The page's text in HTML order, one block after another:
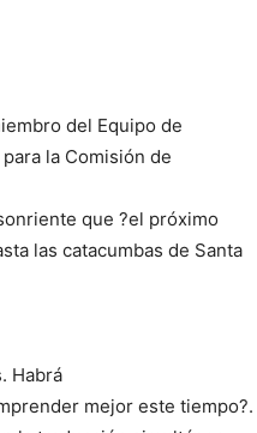
del Equipo de
la Comisión de
que ?el próximo
las catacumbas de Santa
Habrá
mejor este tiempo?.